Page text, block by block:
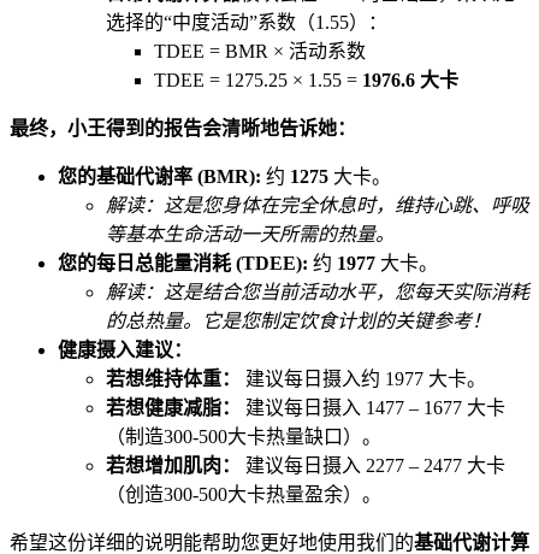
选择的“中度活动”系数（1.55）：
TDEE = BMR × 活动系数
TDEE = 1275.25 × 1.55 = 1976.6 大卡
最终，小王得到的报告会清晰地告诉她：
您的基础代谢率 (BMR): 约 1275 大卡。
解读：这是您身体在完全休息时，维持心跳、呼吸
等基本生命活动一天所需的热量。
您的每日总能量消耗 (TDEE): 约 1977 大卡。
解读：这是结合您当前活动水平，您每天实际消耗
的总热量。它是您制定饮食计划的关键参考！
健康摄入建议：
若想维持体重：
建议每日摄入约 1977 大卡。
若想健康减脂：
建议每日摄入 1477 – 1677 大卡
（制造300-500大卡热量缺口）。
若想增加肌肉：
建议每日摄入 2277 – 2477 大卡
（创造300-500大卡热量盈余）。
希望这份详细的说明能帮助您更好地使用我们的基础代谢计算